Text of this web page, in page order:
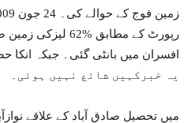
یہ خبرکہیں شائع نہیں ہوئی۔